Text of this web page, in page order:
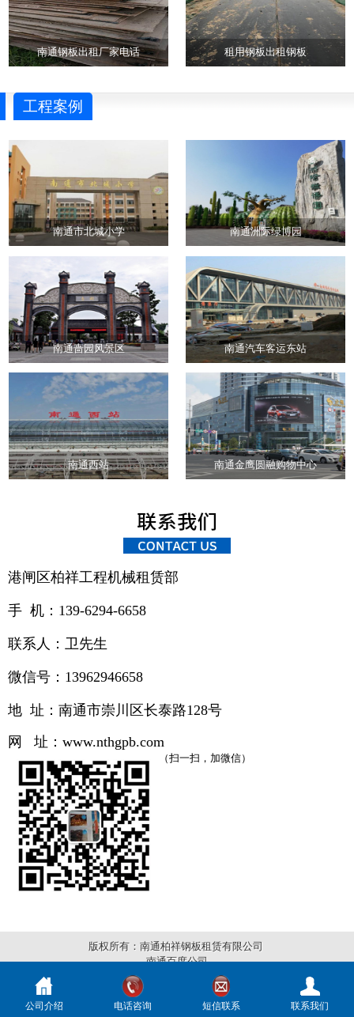
南通钢板出租厂家电话 租用钢板出租钢板
工程案例
南通市北城小学 南通洲际绿博园
南通啬园风景区 南通汽车客运东站
南通西站 南通金鹰圆融购物中心
港闸区柏祥工程机械租赁部
手 机：139-6294-6658
联系人：卫先生
微信号：13962946658
地 址：南通市崇川区长泰路128号
网 址： www.nthgpb.com
（扫一扫，加微信）
版权所有：南通柏祥钢板租赁有限公司
南通百度公司
公司介绍 电话咨询 短信联系 联系我们